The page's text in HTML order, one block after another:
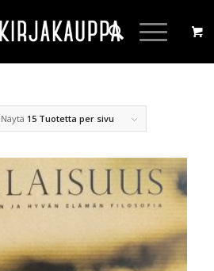
Näytä 15 Tuotetta per sivu